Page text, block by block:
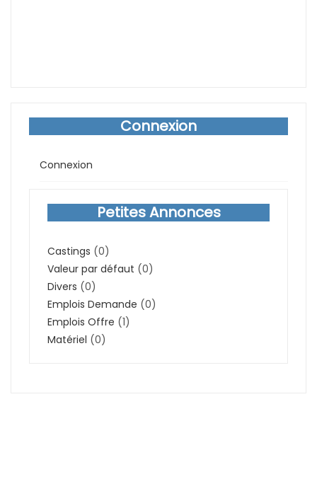
Connexion
Connexion
Petites Annonces
Castings (0)
Valeur par défaut (0)
Divers (0)
Emplois Demande (0)
Emplois Offre (1)
Matériel (0)